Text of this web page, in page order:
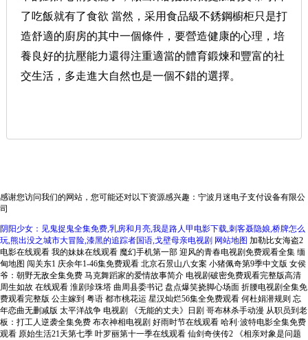
了吃飯就有了食欲 當然，采用食品級不銹鋼櫥柜只是打
造舒適的廚房的其中一個條件，要營造健康的心理，培
養良好的抗壓能力還得注重適當的體育鍛煉和豐富的社
交生活，多走進大自然也是一個不錯的選擇。
感谢您访问我们的网站，您可能还对以下资源感兴趣：宁波月迷电子支付设备有限公
司
阴阳少女：见鬼捉鬼全集免费,乳房和月亮,我是路人甲电影下载,刺客聂隐娘,桥牌怎么
玩,熊出没之城市大冒险,漆黑的追踪者国语,戈壁母亲电视剧 网站地图 加勒比女海盗2
电影在线观看 我的妹妹在线观看 魔幻手机第一部 迎风的青春电视剧免费观看全集 缅
甸地图 闯关东1 庆余年1-46集免费观看 北京石景山八女案 小猪佩奇第9季中文版 女侯
爷：朝野无敌全集免费 马克舞蹈家的爱情故事简介 电视剧破密免费观看完整版高清
周生如故 在线观看 淮剧珍珠塔 曲周县委书记 盘点爆笑挠脚心场面 折腰电视剧全集免
费观看完整版 公主嫁到 粤语 都市桃花运 星汉灿烂56集全免费观看 何杜娟潜规则 忘
年恋曲无删减版 太平洋战争 电视剧 《无能的丈夫》日剧 哥布林杀手动漫 从职员到老
板：打工人逆袭全集免费 布衣神相电视剧 好雨时节在线观看 哈利·波特电影全集免费
观看 原始生活21天第七季 叶罗丽第十一季在线观看 仙剑奇侠传2 《相亲对象是问题